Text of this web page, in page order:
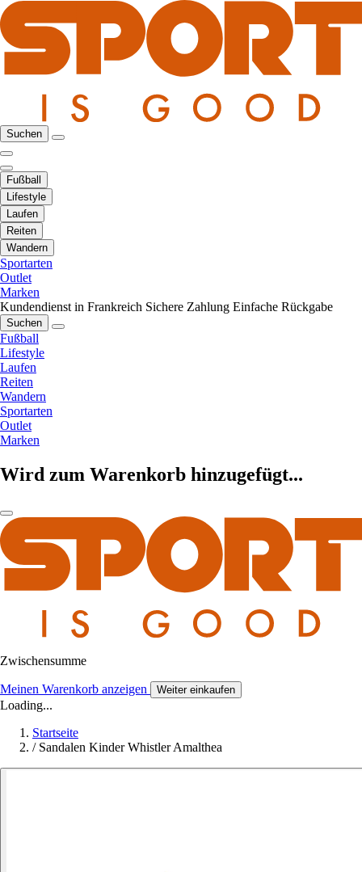
Suchen
Fußball
Lifestyle
Laufen
Reiten
Wandern
Sportarten
Outlet
Marken
Kundendienst in Frankreich Sichere Zahlung Einfache Rückgabe
Suchen
Fußball
Lifestyle
Laufen
Reiten
Wandern
Sportarten
Outlet
Marken
Wird zum Warenkorb hinzugefügt...
Zwischensumme
Meinen Warenkorb anzeigen Weiter einkaufen
Loading...
Startseite
/ Sandalen Kinder Whistler Amalthea